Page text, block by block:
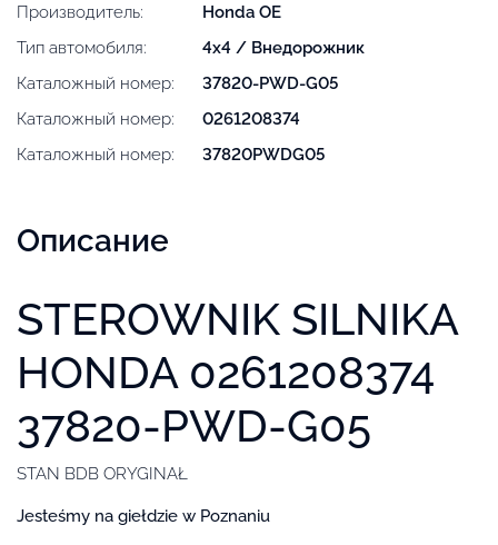
Производитель:
Honda OE
Тип автомобиля:
4x4 / Внедорожник
Каталожный номер:
37820-PWD-G05
Каталожный номер:
0261208374
Каталожный номер:
37820PWDG05
Описание
STEROWNIK SILNIKA
HONDA 0261208374
37820-PWD-G05
STAN BDB ORYGINAŁ
Jesteśmy na giełdzie w Poznaniu